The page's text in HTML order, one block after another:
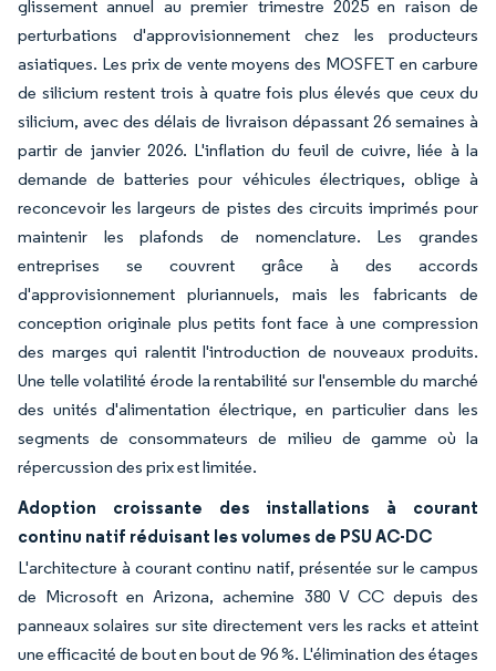
glissement annuel au premier trimestre 2025 en raison de
perturbations d'approvisionnement chez les producteurs
asiatiques. Les prix de vente moyens des MOSFET en carbure
de silicium restent trois à quatre fois plus élevés que ceux du
silicium, avec des délais de livraison dépassant 26 semaines à
partir de janvier 2026. L'inflation du feuil de cuivre, liée à la
demande de batteries pour véhicules électriques, oblige à
reconcevoir les largeurs de pistes des circuits imprimés pour
maintenir les plafonds de nomenclature. Les grandes
entreprises se couvrent grâce à des accords
d'approvisionnement pluriannuels, mais les fabricants de
conception originale plus petits font face à une compression
des marges qui ralentit l'introduction de nouveaux produits.
Une telle volatilité érode la rentabilité sur l'ensemble du marché
des unités d'alimentation électrique, en particulier dans les
segments de consommateurs de milieu de gamme où la
répercussion des prix est limitée.
Adoption croissante des installations à courant
continu natif réduisant les volumes de PSU AC-DC
L'architecture à courant continu natif, présentée sur le campus
de Microsoft en Arizona, achemine 380 V CC depuis des
panneaux solaires sur site directement vers les racks et atteint
une efficacité de bout en bout de 96 %. L'élimination des étages